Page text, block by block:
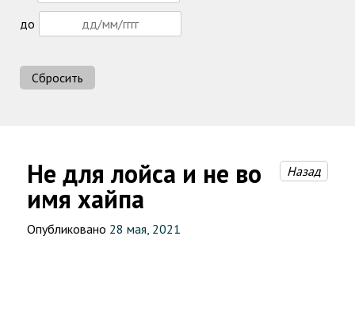
Не для лойса и не во
имя хайпа
Назад
Опубликовано 28 мая, 2021
до
Сбросить